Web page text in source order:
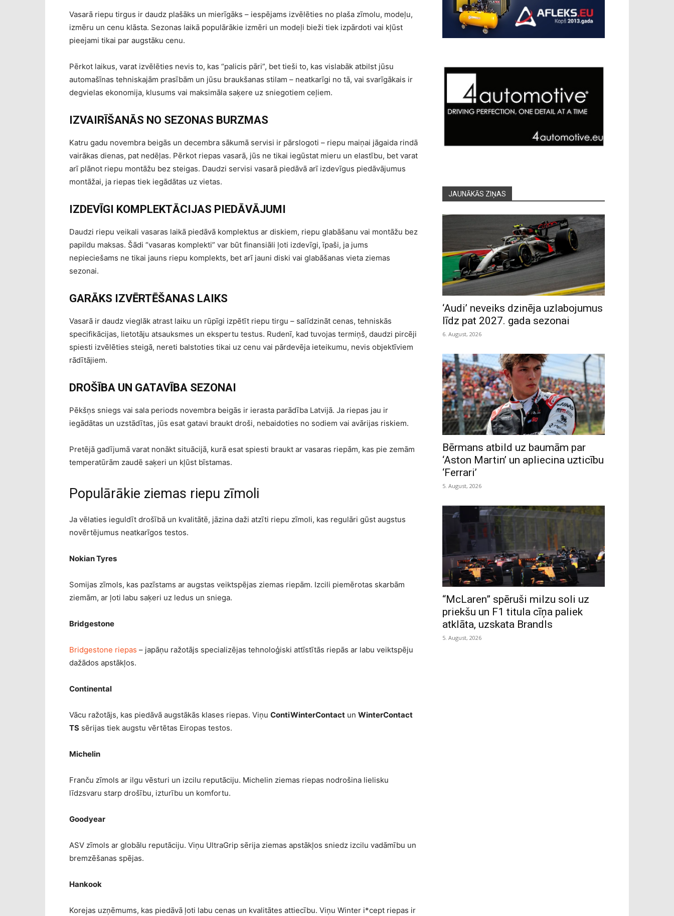
Vasarā riepu tirgus ir daudz plašāks un mierīgāks – iespējams izvēlēties no plaša zīmolu, modeļu,
izmēru un cenu klāsta. Sezonas laikā populārākie izmēri un modeļi bieži tiek izpārdoti vai kļūst
pieejami tikai par augstāku cenu.
Pērkot laikus, varat izvēlēties nevis to, kas “palicis pāri”, bet tieši to, kas vislabāk atbilst jūsu
automašīnas tehniskajām prasībām un jūsu braukšanas stilam – neatkarīgi no tā, vai svarīgākais ir
degvielas ekonomija, klusums vai maksimāla saķere uz sniegotiem ceļiem.
IZVAIRĪŠANĀS NO SEZONAS BURZMAS
Katru gadu novembra beigās un decembra sākumā servisi ir pārslogoti – riepu maiņai jāgaida rindā
vairākas dienas, pat nedēļas. Pērkot riepas vasarā, jūs ne tikai iegūstat mieru un elastību, bet varat
arī plānot riepu montāžu bez steigas. Daudzi servisi vasarā piedāvā arī izdevīgus piedāvājumus
montāžai, ja riepas tiek iegādātas uz vietas.
IZDEVĪGI KOMPLEKTĀCIJAS PIEDĀVĀJUMI
Daudzi riepu veikali vasaras laikā piedāvā komplektus ar diskiem, riepu glabāšanu vai montāžu bez
papildu maksas. Šādi “vasaras komplekti” var būt finansiāli ļoti izdevīgi, īpaši, ja jums
nepieciešams ne tikai jauns riepu komplekts, bet arī jauni diski vai glabāšanas vieta ziemas
sezonai.
GARĀKS IZVĒRTĒŠANAS LAIKS
Vasarā ir daudz vieglāk atrast laiku un rūpīgi izpētīt riepu tirgu – salīdzināt cenas, tehniskās
specifikācijas, lietotāju atsauksmes un ekspertu testus. Rudenī, kad tuvojas termiņš, daudzi pircēji
spiesti izvēlēties steigā, nereti balstoties tikai uz cenu vai pārdevēja ieteikumu, nevis objektīviem
rādītājiem.
DROŠĪBA UN GATAVĪBA SEZONAI
Pēkšņs sniegs vai sala periods novembra beigās ir ierasta parādība Latvijā. Ja riepas jau ir
iegādātas un uzstādītas, jūs esat gatavi braukt droši, nebaidoties no sodiem vai avārijas riskiem.
Pretējā gadījumā varat nonākt situācijā, kurā esat spiesti braukt ar vasaras riepām, kas pie zemām
temperatūrām zaudē saķeri un kļūst bīstamas.
Populārākie ziemas riepu zīmoli
Ja vēlaties ieguldīt drošībā un kvalitātē, jāzina daži atzīti riepu zīmoli, kas regulāri gūst augstus
novērtējumus neatkarīgos testos.
Nokian Tyres
Somijas zīmols, kas pazīstams ar augstas veiktspējas ziemas riepām. Izcili piemērotas skarbām
ziemām, ar ļoti labu saķeri uz ledus un sniega.
Bridgestone
Bridgestone riepas – japāņu ražotājs specializējas tehnoloģiski attīstītās riepās ar labu veiktspēju
dažādos apstākļos.
Continental
Vācu ražotājs, kas piedāvā augstākās klases riepas. Viņu ContiWinterContact un WinterContact
TS sērijas tiek augstu vērtētas Eiropas testos.
Michelin
Franču zīmols ar ilgu vēsturi un izcilu reputāciju. Michelin ziemas riepas nodrošina lielisku
līdzsvaru starp drošību, izturību un komfortu.
Goodyear
ASV zīmols ar globālu reputāciju. Viņu UltraGrip sērija ziemas apstākļos sniedz izcilu vadāmību un
bremzēšanas spējas.
Hankook
Korejas uzņēmums, kas piedāvā ļoti labu cenas un kvalitātes attiecību. Viņu Winter i*cept riepas ir
JAUNĀKĀS ZIŅAS
‘Audi’ neveiks dzinēja uzlabojumus
līdz pat 2027. gada sezonai
6. August, 2026
Bērmans atbild uz baumām par
‘Aston Martin’ un apliecina uzticību
‘Ferrari’
5. August, 2026
“McLaren” spēruši milzu soli uz
priekšu un F1 titula cīņa paliek
atklāta, uzskata Brandls
5. August, 2026